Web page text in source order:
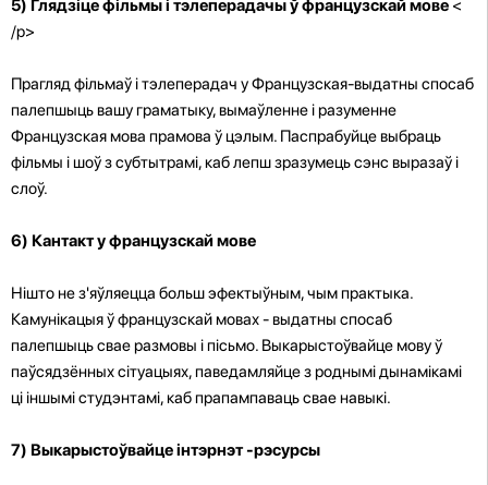
5) Глядзіце фільмы і тэлеперадачы ў французскай мове <
/p>
Прагляд фільмаў і тэлеперадач у Французская-выдатны спосаб
палепшыць вашу граматыку, вымаўленне і разуменне
Французская мова прамова ў цэлым. Паспрабуйце выбраць
фільмы і шоў з субтытрамі, каб лепш зразумець сэнс выразаў і
слоў.
6) Кантакт у французскай мове
Нішто не з'яўляецца больш эфектыўным, чым практыка.
Камунікацыя ў французскай мовах - выдатны спосаб
палепшыць свае размовы і пісьмо. Выкарыстоўвайце мову ў
паўсядзённых сітуацыях, паведамляйце з роднымі дынамікамі
ці іншымі студэнтамі, каб прапампаваць свае навыкі.
7) Выкарыстоўвайце інтэрнэт -рэсурсы